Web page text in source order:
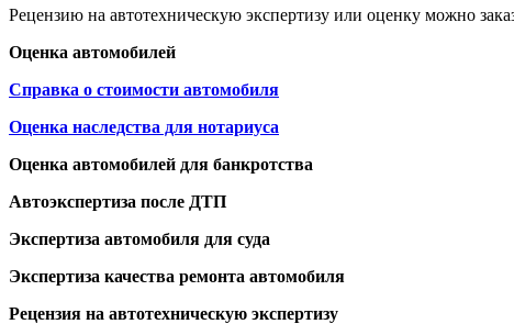
Рецензию на автотехническую экспертизу или оценку можно
Оценка автомобилей
Справка о стоимости автомобиля
Оценка наследства для нотариуса
Оценка автомобилей для банкротства
Автоэкспертиза после ДТП
Экспертиза автомобиля для суда
Экспертиза качества ремонта автомобиля
Рецензия на автотехническую экспертизу